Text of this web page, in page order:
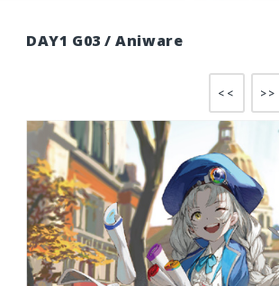
DAY1 G03 / Aniware
>>
<<